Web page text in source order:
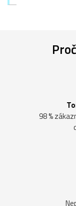
Proč
98 %